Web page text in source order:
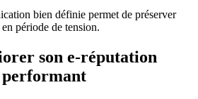
bien définie permet de préserver
période de tension.
son e-réputation
performant